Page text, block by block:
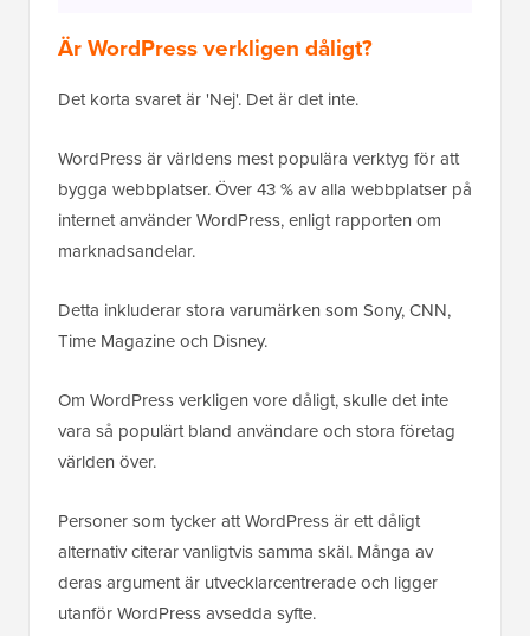
Är WordPress verkligen dåligt?
Det korta svaret är 'Nej'. Det är det inte.
WordPress är världens mest populära verktyg för att
bygga webbplatser. Över 43 % av alla webbplatser på
internet använder WordPress, enligt rapporten om
marknadsandelar.
Detta inkluderar stora varumärken som Sony, CNN,
Time Magazine och Disney.
Om WordPress verkligen vore dåligt, skulle det inte
vara så populärt bland användare och stora företag
världen över.
Personer som tycker att WordPress är ett dåligt
alternativ citerar vanligtvis samma skäl. Många av
deras argument är utvecklarcentrerade och ligger
utanför WordPress avsedda syfte.